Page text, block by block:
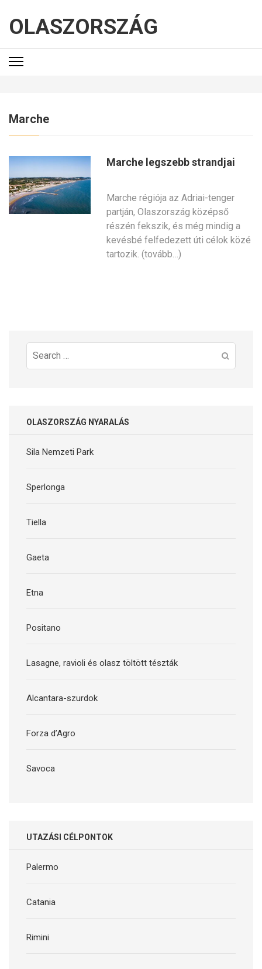
OLASZORSZÁG
Marche
Marche legszebb strandjai
Marche régiója az Adriai-tenger
partján, Olaszország középső
részén fekszik, és még mindig a
kevésbé felfedezett úti célok közé
tartozik. (tovább…)
Search
for:
OLASZORSZÁG NYARALÁS
Sila Nemzeti Park
Sperlonga
Tiella
Gaeta
Etna
Positano
Lasagne, ravioli és olasz töltött tészták
Alcantara-szurdok
Forza d’Agro
Savoca
UTAZÁSI CÉLPONTOK
Palermo
Catania
Rimini